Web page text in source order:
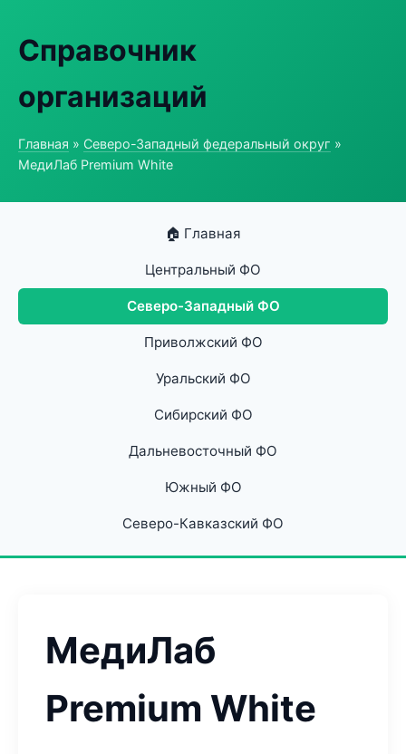
Справочник
организаций
Главная » Северо-Западный федеральный округ »
МедиЛаб Premium White
🏠 Главная
Центральный ФО
Северо-Западный ФО
Приволжский ФО
Уральский ФО
Сибирский ФО
Дальневосточный ФО
Южный ФО
Северо-Кавказский ФО
МедиЛаб
Premium White